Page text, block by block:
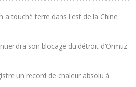
a touché terre dans l'est de la Chine
son blocage du détroit d'Ormuz
un record de chaleur absolu à